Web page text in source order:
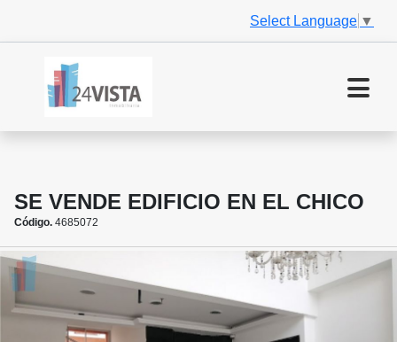
Select Language ▼
SE VENDE EDIFICIO EN EL CHICO
Código. 4685072